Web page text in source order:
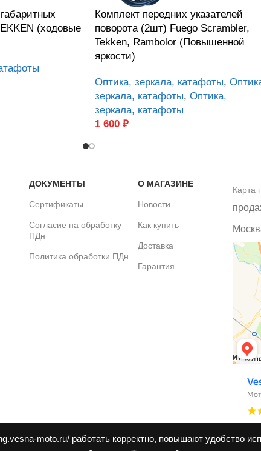
moto.ru/ работать корректно, повышают удобство
(ходовые
Комплект передних указателей
поворота (2шт) Fuego Scrambler,
Tekken, Rambolor (Повышенной
яркости)
Оптика, зеркала, катафоты,
зеркала, катафоты, Оптика,
зеркала, катафоты
1 600 ₽
ДОКУМЕНТЫ
Сертификаты
Согласие на обработку
ПДн
Политика обработки ПДн
О МАГАЗИНЕ
Новости
Как купить
Доставка
Гарантия
Карта